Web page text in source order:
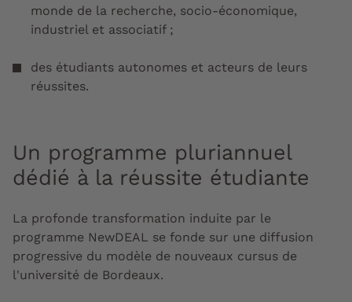
monde de la recherche, socio-économique,
industriel et associatif ;
des étudiants autonomes et acteurs de leurs
réussites.
Un programme pluriannuel
dédié à la réussite étudiante
La profonde transformation induite par le
programme NewDEAL se fonde sur une diffusion
progressive du modèle de nouveaux cursus de
l'université de Bordeaux.